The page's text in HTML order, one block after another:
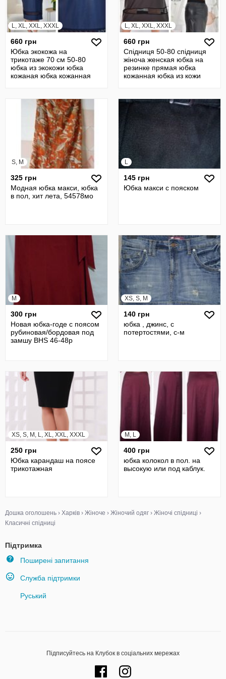
L, XL, XXL, XXXL
660 грн
Юбка экокожа на
трикотаже 70 см 50-80
юбка из экокожи юбка
кожаная юбка кожанная
L, XL, XXL, XXXL
660 грн
Спідниця 50-80 спідниця
жіноча женская юбка на
резинке прямая юбка
кожанная юбка из кожи
S, M
325 грн
Модная юбка макси, юбка
в пол, хит лета, 54578мо
L
145 грн
Юбка макси с пояском
M
300 грн
Новая юбка-годе с поясом
рубиновая/бордовая под
замшу BHS 46-48р
XS, S, M
140 грн
юбка , джинс, с
потертостями, с-м
XS, S, M, L, XL, XXL, XXXL
250 грн
Юбка карандаш на поясе
трикотажная
M, L
400 грн
юбка колокол в пол. на
высокую или под каблук.
Дошка оголошень › Харків › Жіноче › Жіночий одяг › Жіночі спідниці ›
Класичні спідниці
Підтримка
Поширені запитання
Служба підтримки
Руський
Підписуйтесь на Клубок в соціальних мережах